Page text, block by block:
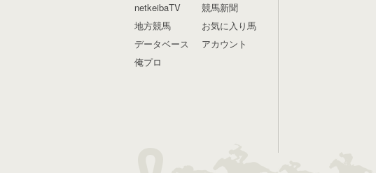
netkeibaTV
地方競馬
データベース
俺プロ
競馬新聞
お気に入り馬
アカウント